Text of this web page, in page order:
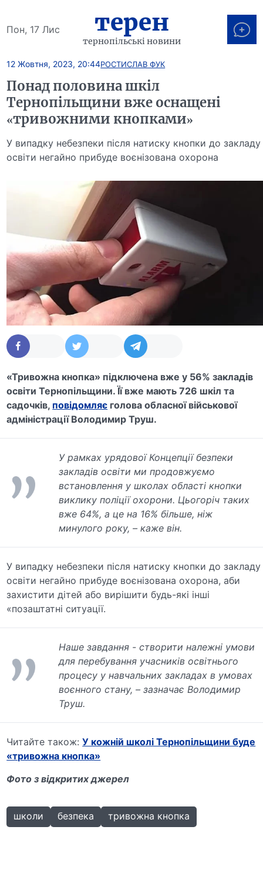
Пон, 17 Лис терен
тернопільські новини
12 Жовтня, 2023, 20:44РОСТИСЛАВ ФУК
Понад половина шкіл
Тернопільщини вже оснащені
«тривожними кнопками»
У випадку небезпеки після натиску кнопки до закладу
освіти негайно прибуде воєнізована охорона
«Тривожна кнопка» підключена вже у 56% закладів
освіти Тернопільщини. Її вже мають 726 шкіл та
садочків, повідомляє голова обласної військової
адміністрації Володимир Труш.
У рамках урядової Концепції безпеки
закладів освіти ми продовжуємо
встановлення у школах області кнопки
виклику поліції охорони. Цьогоріч таких
вже 64%, а це на 16% більше, ніж
минулого року, – каже він.
У випадку небезпеки після натиску кнопки до закладу
освіти негайно прибуде воєнізована охорона, аби
захистити дітей або вирішити будь-які інші
«позаштатні ситуації.
Наше завдання - створити належні умови
для перебування учасників освітнього
процесу у навчальних закладах в умовах
воєнного стану, – зазначає Володимир
Труш.
Читайте також:У кожній школі Тернопільщини буде
«тривожна кнопка»
Фото з відкритих джерел
школи безпека тривожна кнопка